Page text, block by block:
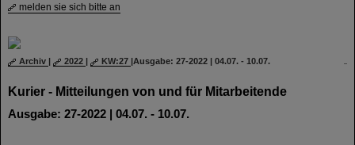
melden sie sich bitte an
Archiv | 2022 | KW:27 |Ausgabe: 27-2022 | 04.07. - 10.07.
Kurier - Mitteilungen von und für Mitarbeitende
Ausgabe: 27-2022 | 04.07. - 10.07.